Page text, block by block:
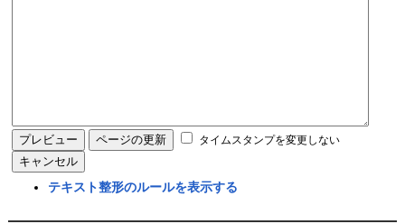
タイムスタンプを変更しない
テキスト整形のルールを表示する